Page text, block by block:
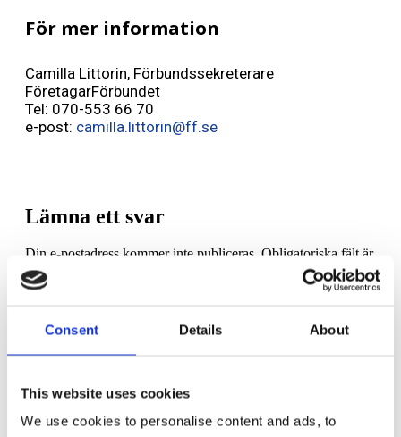
Consent Details About
This website uses cookies
We use cookies to personalise content and ads, to
För mer information
Camilla Littorin, Förbundssekreterare
FöretagarFörbundet
Tel: 070-553 66 70
e-post: camilla.littorin@ff.se
Lämna ett svar
Din e-postadress kommer inte publiceras. Obligatoriska fält är
märkta